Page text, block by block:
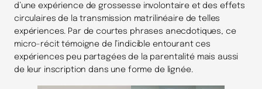
d’une expérience de grossesse involontaire et des effets
circulaires de la transmission matrilinéaire de telles
expériences. Par de courtes phrases anecdotiques, ce
micro-récit témoigne de l’indicible entourant ces
expériences peu partagées de la parentalité mais aussi
de leur inscription dans une forme de lignée.